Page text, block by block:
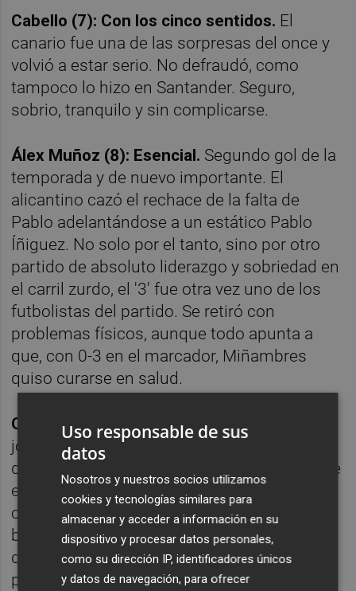
Cabello (7): Con los cinco sentidos. El
canario fue una de las sorpresas del once y
volvió a estar serio. No defraudó, como
tampoco lo hizo en Santander. Seguro,
sobrio, tranquilo y sin complicarse.
Álex Muñoz (8): Esencial. Segundo gol de la
temporada y de nuevo importante. El
alicantino cazó el rechace de la falta de
Pablo adelantándose a un estático Pablo
Íñiguez. No solo por el tanto, sino por otro
partido de absoluto liderazgo y sobriedad en
el carril zurdo, el '3' fue otra vez uno de los
futbolistas del partido. Se retiró con
problemas físicos, aunque todo apunta a
que, con 0-3 en el marcador, Miñambres
quiso curarse en salud.
Oriol Rey (7): Buen regreso. Titular cinco
jornadas después. No saltaba de inicio
desde la cita de la remontada contra el Elche
en Orriols y llevaba cuatro choques
consecutivos vistos completos desde el
banco. Y con esas, fue la otra gran sorpresa
de la alineación inicial. Empezó bien, con
poso en la medular e incrustándose entre
Uso responsable de sus
datos
Nosotros y nuestros socios utilizamos
cookies y tecnologías similares para
almacenar y acceder a información en su
dispositivo y procesar datos personales,
como su dirección IP, identificadores únicos
y datos de navegación, para ofrecer